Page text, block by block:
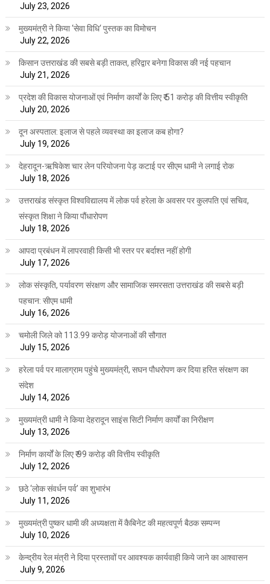
July 23, 2026
मुख्यमंत्री ने किया ‘सेवा विधि‘ पुस्तक का विमोचन
July 22, 2026
किसान उत्तराखंड की सबसे बड़ी ताकत, हरिद्वार बनेगा विकास की नई पहचान
July 21, 2026
प्रदेश की विकास योजनाओं एवं निर्माण कार्यों के लिए ₹ 51 करोड़ की वित्तीय स्वीकृति
July 20, 2026
दून अस्पताल: इलाज से पहले व्यवस्था का इलाज कब होगा?
July 19, 2026
देहरादून-ऋषिकेश चार लेन परियोजना पेड़ कटाई पर सीएम धामी ने लगाई रोक
July 18, 2026
उत्तराखंड संस्कृत विश्वविद्यालय में लोक पर्व हरेला के अवसर पर कुलपति एवं सचिव,
संस्कृत शिक्षा ने किया पौंधारोपण
July 18, 2026
आपदा प्रबंधन में लापरवाही किसी भी स्तर पर बर्दाश्त नहीं होगी
July 17, 2026
लोक संस्कृति, पर्यावरण संरक्षण और सामाजिक समरसता उत्तराखंड की सबसे बड़ी
पहचान: सीएम धामी
July 16, 2026
चमोली जिले को 113.99 करोड़ योजनाओं की सौगात
July 15, 2026
हरेला पर्व पर मालाग्राम पहुंचे मुख्यमंत्री, सघन पौधरोपण कर दिया हरित संरक्षण का
संदेश
July 14, 2026
मुख्यमंत्री धामी ने किया देहरादून साइंस सिटी निर्माण कार्यों का निरीक्षण
July 13, 2026
निर्माण कार्यों के लिए ₹ 99 करोड़ की वित्तीय स्वीकृति
July 12, 2026
छठे ‘लोक संवर्धन पर्व’ का शुभारंभ
July 11, 2026
मुख्यमंत्री पुष्कर धामी की अध्यक्षता में कैबिनेट की महत्वपूर्ण बैठक सम्पन्न
July 10, 2026
केन्द्रीय रेल मंत्री ने दिया प्रस्तावों पर आवश्यक कार्यवाही किये जाने का आश्वासन
July 9, 2026